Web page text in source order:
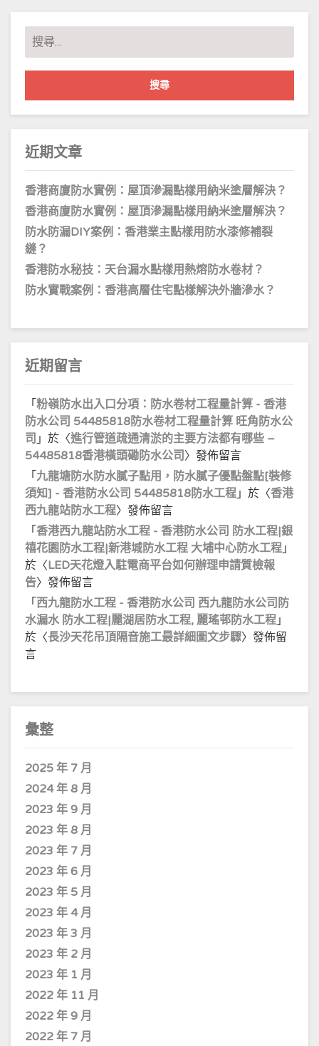
搜
尋
關
字:
近期文章
香港商廈防水實例：屋頂滲漏點樣用納米塗層解決？
香港商廈防水實例：屋頂滲漏點樣用納米塗層解決？
防水防漏DIY案例：香港業主點樣用防水漆修補裂
縫？
香港防水秘技：天台漏水點樣用熱熔防水卷材？
防水實戰案例：香港高層住宅點樣解決外牆滲水？
近期留言
「 粉嶺防水出入口分項：防水卷材工程量計算 - 香港
防水公司 54485818防水卷材工程量計算 旺角防水公
司 」於〈進行管道疏通清淤的主要方法都有哪些 –
54485818香港橫頭磡防水公司 〉發佈留言
「 九龍塘防水防水膩子點用，防水膩子優點盤點[裝修
須知] - 香港防水公司 54485818防水工程 」於〈香港
西九龍站防水工程〉發佈留言
「 香港西九龍站防水工程 - 香港防水公司 防水工程|銀
禧花園防水工程|新港城防水工程 大埔中心防水工程 」
於〈LED天花燈入駐電商平台如何辦理申請質檢報
告〉發佈留言
「 西九龍防水工程 - 香港防水公司 西九龍防水公司防
水漏水 防水工程|麗湖居防水工程, 麗瑤邨防水工程 」
於〈長沙天花吊頂隔音施工最詳細圖文步驟〉發佈留
言
彙整
2025 年 7 月
2024 年 8 月
2023 年 9 月
2023 年 8 月
2023 年 7 月
2023 年 6 月
2023 年 5 月
2023 年 4 月
2023 年 3 月
2023 年 2 月
2023 年 1 月
2022 年 11 月
2022 年 9 月
2022 年 7 月